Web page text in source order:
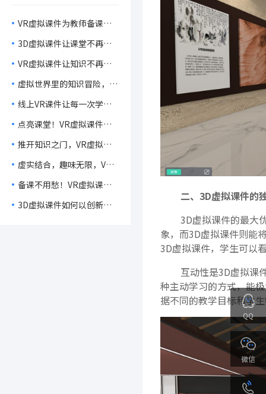
VR虚拟课件为教师备课赋
能，让课堂效率与学习兴趣
齐飞！
3D虚拟课件让课堂不再枯
燥，让学习充满惊喜！
VR虚拟课件让知识不再是
索！
虚拟世界里的知识冒险，
妙旅程！
线上VR课件让每一次学习
点亮课堂！VR虚拟课件如
何让学习焕发新生机？
推开知识之门，VR虚拟课
件如何让课堂焕发新活力！
虚实结合，趣味无限，VR
虚拟课件让课堂焕发新生
机！
备课不用愁！VR虚拟课件
效，学生更专注！
3D虚拟课件如何以创新技
术提升教学效果，激发学生
二、3D虚拟课件的
3D虚拟课件的最大
象，而3D虚拟课件则能
3D虚拟课件，学生可以
互动性是3D虚拟课
种主动学习的方式，能
据不同的教学目标和学
QQ
微信